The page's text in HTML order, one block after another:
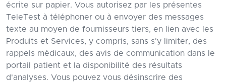
écrite sur papier. Vous autorisez par les présentes
TeleTest à téléphoner ou à envoyer des messages
texte au moyen de fournisseurs tiers, en lien avec les
Produits et Services, y compris, sans s'y limiter, des
rappels médicaux, des avis de communication dans le
portail patient et la disponibilité des résultats
d'analyses. Vous pouvez vous désinscrire des